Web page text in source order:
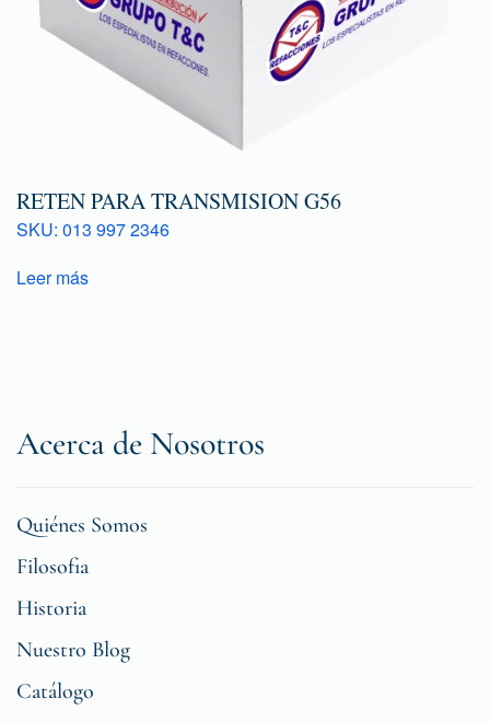
RETEN PARA TRANSMISION G56
SKU: 013 997 2346
Leer más
Acerca de Nosotros
Quiénes Somos
Filosofia
Historia
Nuestro Blog
Catálogo